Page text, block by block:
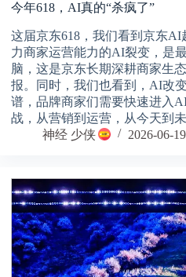
今年618，AI真的“杀疯了”
这届京东618，我们看到京东AI
力商家运营能力的AI裂变，是
脑，这是京东长期深耕商家生
报。同时，我们也看到，AI改
谱，品牌商家们需要快速进入
战，从营销到运营，从今天到未
神经 少侠
2026-06-19